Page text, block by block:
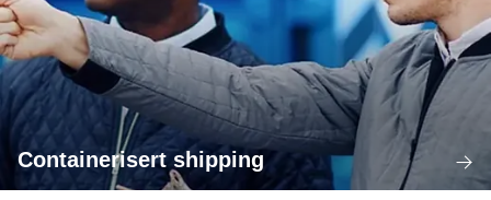
Containerisert shipping